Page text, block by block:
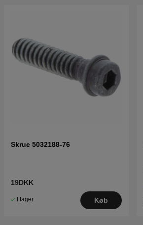
Skrue 5032188-76
19DKK
I lager Køb